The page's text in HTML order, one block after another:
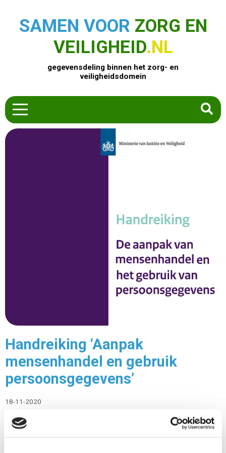
SAMEN VOOR ZORG EN
VEILIGHEID.NL
gegevensdeling binnen het zorg- en
veiligheidsdomein
HOME
ZOEK EEN PRODUCT
Handreiking ‘Aanpak
mensenhandel en gebruik
persoonsgegevens’
18-11-2020
De handreiking geeft een beknopt inzicht in de